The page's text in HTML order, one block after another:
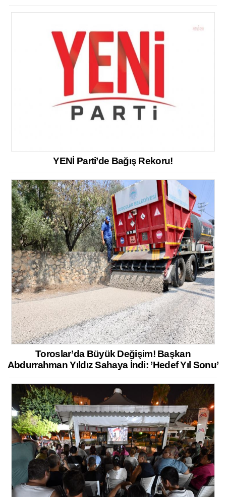
YENİ Parti’de Bağış Rekoru!
Toroslar’da Büyük Değişim! Başkan
Abdurrahman Yıldız Sahaya İndi: ’Hedef Yıl Sonu’